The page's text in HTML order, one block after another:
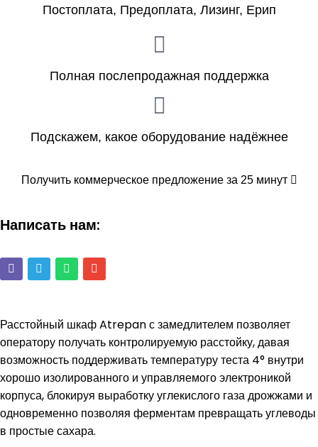
Постоплата, Предоплата, Лизинг, Ерип
Полная послепродажная поддержка
Подскажем, какое оборудование надёжнее
Получить коммерческое предложение за 25 минут
Написать нам:
Расстойный шкаф Atrepan с замедлителем позволяет
оператору получать контролируемую расстойку, давая
возможность поддерживать температуру теста 4° внутри
хорошо изолированного и управляемого электроникой
корпуса, блокируя выработку углекислого газа дрожжами и
одновременно позволяя ферментам превращать углеводы
в простые сахара.